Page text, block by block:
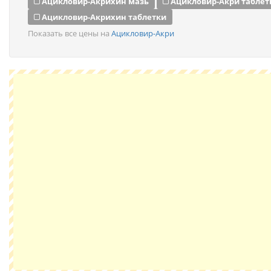
Ацикловир-Акрихин таблетки
Показать все цены на Ацикловир-Акри